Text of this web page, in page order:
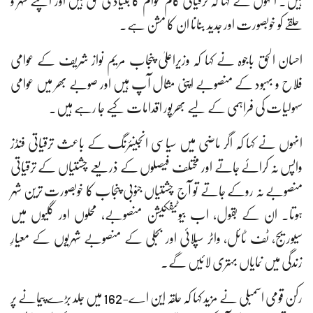
حلقے کو خوبصورت اور جدید بنانا ان کا مشن ہے۔
احسان الحق باجوہ نے کہا کہ وزیراعلیٰ پنجاب مریم نواز شریف کے عوامی
فلاح و بہبود کے منصوبے اپنی مثال آپ ہیں اور صوبے بھر میں عوامی
سہولیات کی فراہمی کے لیے بھرپور اقدامات کیے جا رہے ہیں۔
انہوں نے کہا کہ اگر ماضی میں سیاسی انجینئرنگ کے باعث ترقیاتی فنڈز
واپس نہ کرائے جاتے اور مختلف فیصلوں کے ذریعے چشتیاں کے ترقیاتی
منصوبے نہ روکے جاتے تو آج چشتیاں جنوبی پنجاب کا خوبصورت ترین شہر
ہوتا۔ ان کے بقول، اب بیوٹیفکیشن منصوبے، محلوں اور گلیوں میں
سیوریج، ٹف ٹائل، واٹر سپلائی اور بجلی کے منصوبے شہریوں کے معیارِ
زندگی میں نمایاں بہتری لائیں گے۔
رکن قومی اسمبلی نے مزید کہا کہ حلقہ این اے-162 میں جلد بڑے پیمانے پر